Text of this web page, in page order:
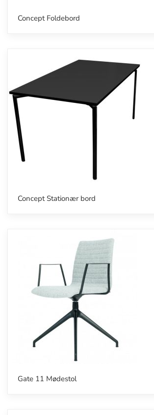
Concept Foldebord
Concept Stationær bord
Gate 11 Mødestol